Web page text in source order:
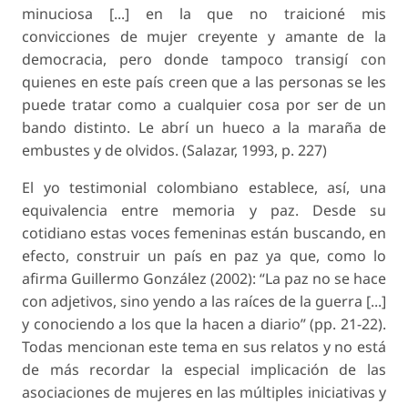
minuciosa [...] en la que no traicioné mis
convicciones de mujer creyente y amante de la
democracia, pero donde tampoco transigí con
quienes en este país creen que a las personas se les
puede tratar como a cualquier cosa por ser de un
bando distinto. Le abrí un hueco a la maraña de
embustes y de olvidos. (Salazar, 1993, p. 227)
El yo testimonial colombiano establece, así, una
equivalencia entre memoria y paz. Desde su
cotidiano estas voces femeninas están buscando, en
efecto, construir un país en paz ya que, como lo
afirma Guillermo González (2002): “La paz no se hace
con adjetivos, sino yendo a las raíces de la guerra [...]
y conociendo a los que la hacen a diario” (pp. 21-22).
Todas mencionan este tema en sus relatos y no está
de más recordar la especial implicación de las
asociaciones de mujeres en las múltiples iniciativas y